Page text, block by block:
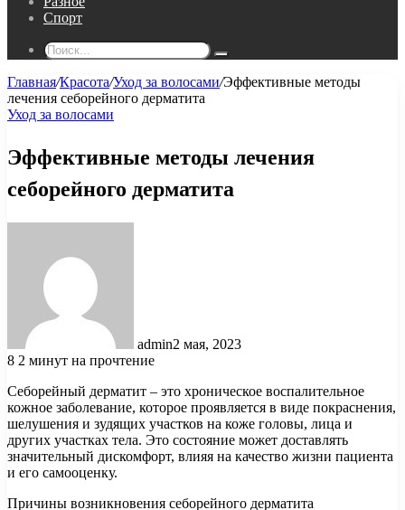
Спорт
Поиск...
Главная/Красота/Уход за волосами/Эффективные методы
лечения себорейного дерматита
Уход за волосами
Эффективные методы лечения
себорейного дерматита
admin2 мая, 2023
8 2 минут на прочтение
Себорейный дерматит – это хроническое воспалительное
кожное заболевание, которое проявляется в виде покраснения,
шелушения и зудящих участков на коже головы, лица и
других участках тела. Это состояние может доставлять
значительный дискомфорт, влияя на качество жизни пациента
и его самооценку.
Причины возникновения себорейного дерматита